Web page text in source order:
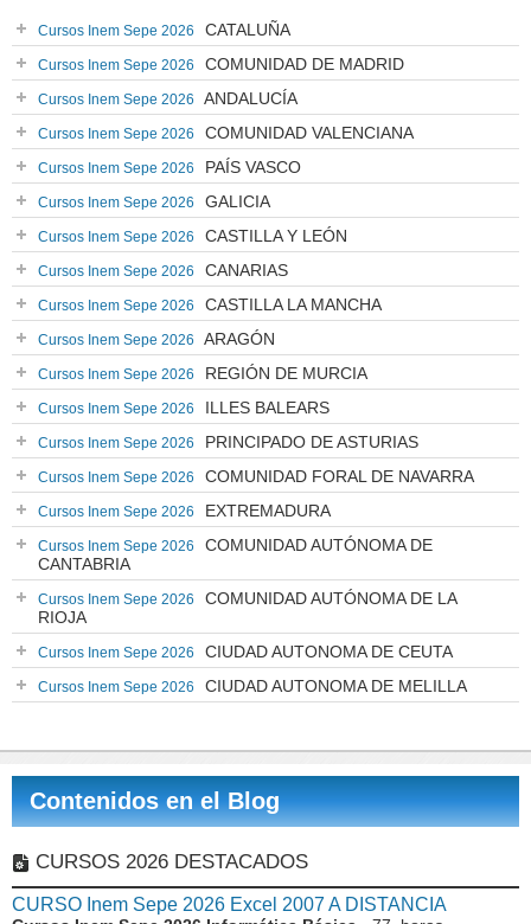
Cursos Inem Sepe 2026 CATALUÑA
Cursos Inem Sepe 2026 COMUNIDAD DE MADRID
Cursos Inem Sepe 2026 ANDALUCÍA
Cursos Inem Sepe 2026 COMUNIDAD VALENCIANA
Cursos Inem Sepe 2026 PAÍS VASCO
Cursos Inem Sepe 2026 GALICIA
Cursos Inem Sepe 2026 CASTILLA Y LEÓN
Cursos Inem Sepe 2026 CANARIAS
Cursos Inem Sepe 2026 CASTILLA LA MANCHA
Cursos Inem Sepe 2026 ARAGÓN
Cursos Inem Sepe 2026 REGIÓN DE MURCIA
Cursos Inem Sepe 2026 ILLES BALEARS
Cursos Inem Sepe 2026 PRINCIPADO DE ASTURIAS
Cursos Inem Sepe 2026 COMUNIDAD FORAL DE NAVARRA
Cursos Inem Sepe 2026 EXTREMADURA
Cursos Inem Sepe 2026
COMUNIDAD AUTÓNOMA DE
CANTABRIA
Cursos Inem Sepe 2026
COMUNIDAD AUTÓNOMA DE LA
RIOJA
Cursos Inem Sepe 2026 CIUDAD AUTONOMA DE CEUTA
Cursos Inem Sepe 2026 CIUDAD AUTONOMA DE MELILLA
Contenidos en el Blog
CURSOS 2026 DESTACADOS
CURSO Inem Sepe 2026 Excel 2007 A DISTANCIA